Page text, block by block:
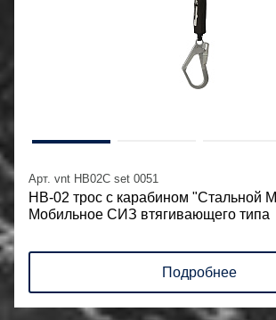
Арт. vnt HB02C set 0051
НВ-02 трос с карабином "Стальной
Мобильное СИЗ втягивающего типа
Подробнее